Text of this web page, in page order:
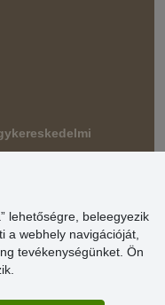
lehetőségre, beleegyezik
a webhely navigációját,
tevékenységünket. Ön